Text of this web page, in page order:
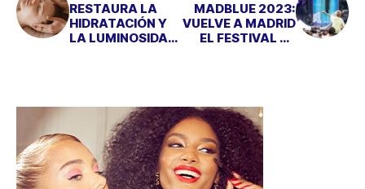
RESTAURA LA
HIDRATACIÓN Y
LA LUMINOSIDAD
MADBLUE 2023:
VUELVE A MADRID
EL FESTIVAL DE